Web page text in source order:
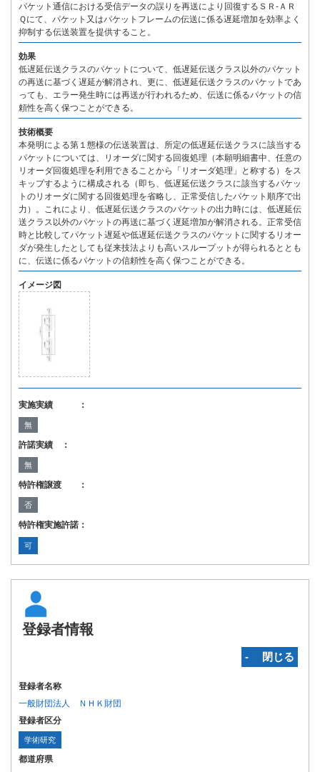
パケット通信における受信データの誤りを再送により回復するＳＲ‐ＡＲ
Ｑにて、パケット又はパケットフレームの伝送に係る遅延増加を効率よく
抑制する伝送装置を提供すること。
効果
低遅延伝送クラスのパケットについて、低遅延伝送クラス以外のパケット
の再送に基づく遅延が解消され、更に、低遅延伝送クラスのパケットであ
っても、エラー発生時には再送が行われるため、伝送に係るパケットの信
頼性を高く保つことができる。
技術概要
本発明による第１態様の伝送装置は、所定の低遅延伝送クラスに該当する
パケットについては、リオーダに関する回復処理（本願明細書中、任意の
リオーダ回復処理を利用できることから「リオーダ処理」と称する）をス
キップするように構成される（即ち、低遅延伝送クラスに該当するパケッ
トのリオーダに関する回復処理を省略し、正常受信したパケット順序で出
力）。これにより、低遅延伝送クラスのパケットの出力時には、低遅延伝
送クラス以外のパケットの再送に基づく遅延増加が解消される。正常受信
時と比較してパケット遅延や低遅延伝送クラスのパケットに関するリオー
ダが発生したとしても従来技法よりも高いスループットが得られるととも
に、伝送に係るパケットの信頼性を高く保つことができる。
イメージ図
実施実績 ：
無
許諾実績 ：
無
特許権譲渡 ：
否
特許権実施許諾：
可
登録者情報
‐ 閉じる
登録者名称
一般財団法人 ＮＨＫ財団
登録者区分
学術研究
都道府県